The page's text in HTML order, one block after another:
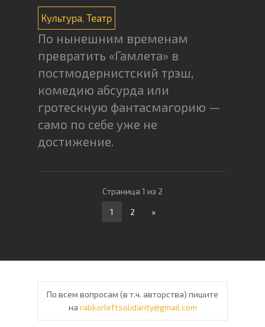
Культура, Театр
По нынешним временам
превратить «Гамлета» в
постмодернистский трэш,
комедию абсурда или
гротескную фантасмагорию —
само по себе уже не
достижение.
Страница 1 из 2
1 2 »
По всем вопросам (в т.ч. авторства) пишите
на rabkorleftsolidarity@gmail.com